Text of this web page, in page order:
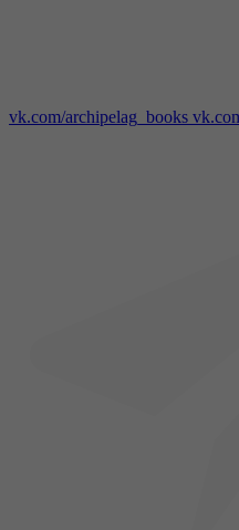
vk.com/archipelag_books